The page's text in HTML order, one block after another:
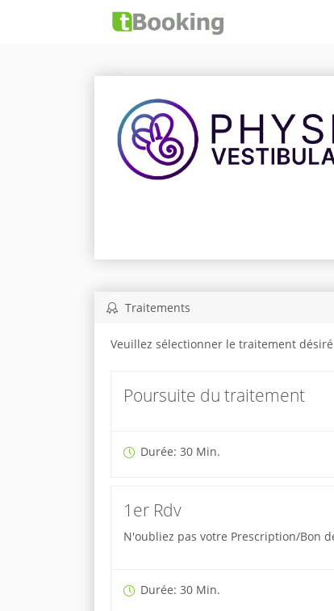
Traitements
Veuillez sélectionner le traitement
Poursuite du traitement
Durée: 30 Min.
1er Rdv
N'oubliez pas votre Prescription/Bon
Durée: 30 Min.